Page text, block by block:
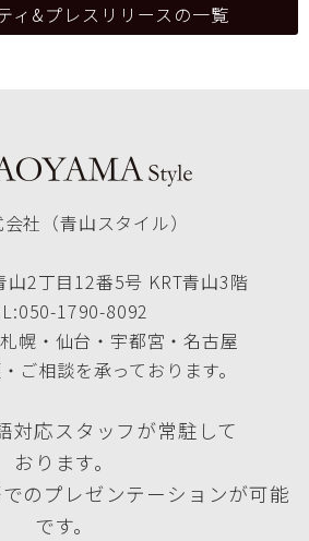
ィ&プレスリリースの一覧
社（青山スタイル）
山2丁目12番5号 KRT青山3階
1790-8092
幌・仙台・宇都宮・名古屋
ご相談を承っております。
対応スタッフが常駐して
おります。
のプレゼンテーションが可能
です。